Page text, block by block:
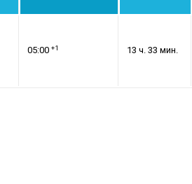
05:00 +1 13 ч. 33 мин.